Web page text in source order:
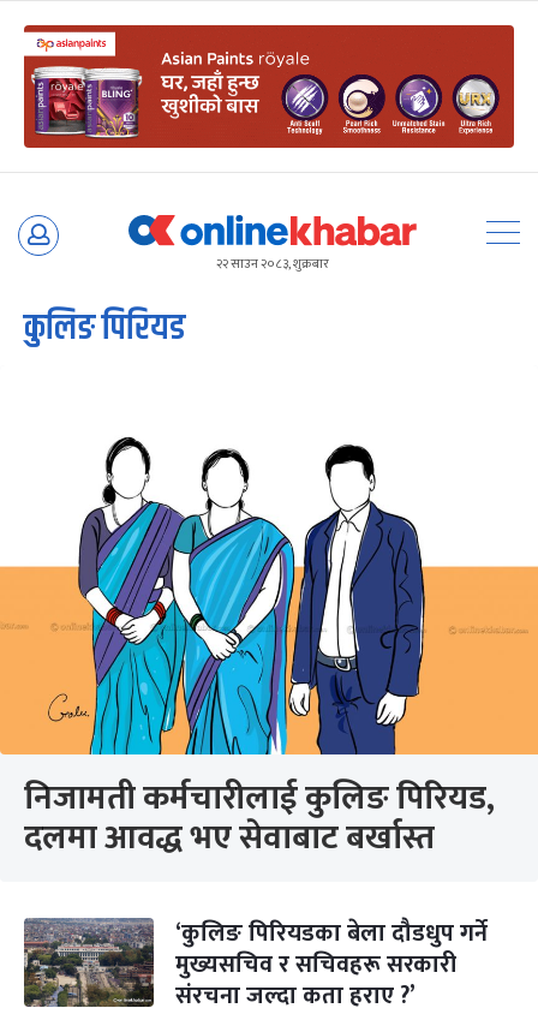
Skip
२२ साउन २०८३, शुक्रबार
कुलिङ पिरियड
निजामती कर्मचारीलाई कुलिङ पिरियड,
दलमा आवद्ध भए सेवाबाट बर्खास्त
‘कुलिङ पिरियडका बेला दौडधुप गर्ने
मुख्यसचिव र सचिवहरू सरकारी
संरचना जल्दा कता हराए ?’